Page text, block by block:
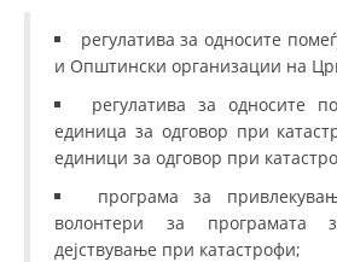
регулатива за односите
и Општински организации на
регулатива за односите
единица за одговор при
единици за одговор при
програма за
волонтери за програмата
дејствување при катастрофи;